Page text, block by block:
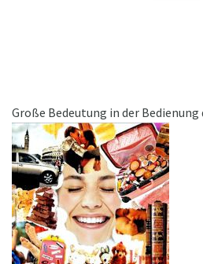
Große Bedeutung in der